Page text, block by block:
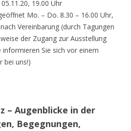
19.00 Uhr
Mo. – Do. 8.30 – 16.00 Uhr,
Vereinbarung (durch Tagungen
der Zugang zur Ausstellung
Sie sich vor einem
bei uns!)
– Augenblicke in der
Begegnungen,